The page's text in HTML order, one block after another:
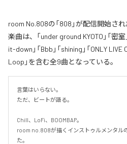
room No.808の「808」が配信開始さ
楽曲は、「under ground KYOTO」「密
it-down」「Bbb」「shining」「ONLY LIVE
Loop」を含む全9曲となっている。
言葉はいらない。
ただ、ビートが語る。
Chill、LoFi、BOOMBAP。
room no.808が描くインストゥルメンタル
た。